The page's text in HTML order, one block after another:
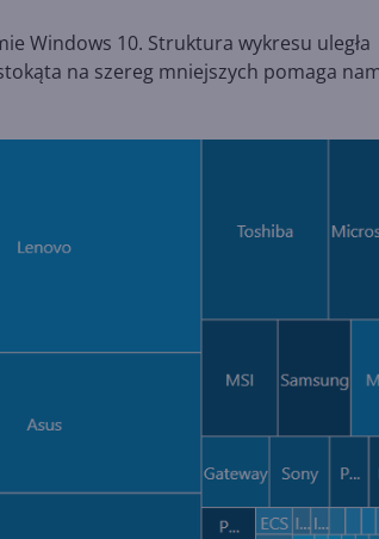
Windows 10. Struktura wykresu uległa
na szereg mniejszych pomaga